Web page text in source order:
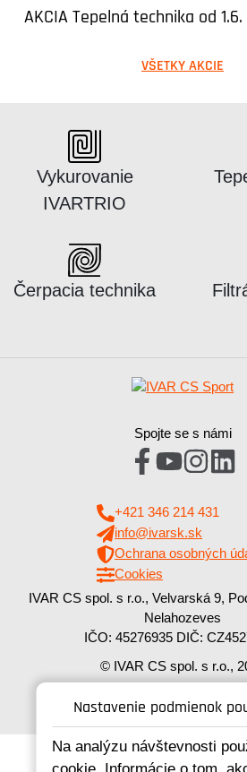
Nastavenie podmienok
Na analýzu návštevnosti
AKCIA Tepelná technika od 1.6.
VŠETKY AKCIE
Katalógus:
Vykurovanie
IVARTRIO
Katalógus:
Čerpacia technika
Spojte se s námi
+421 346 214 431
info@ivarsk.sk
Ochrana osobných
Cookies
IVAR CS spol. s r.o., Velvarská 9,
Nelahozeves
IČO: 45276935 DIČ:
© IVAR CS spol. s r.o.,